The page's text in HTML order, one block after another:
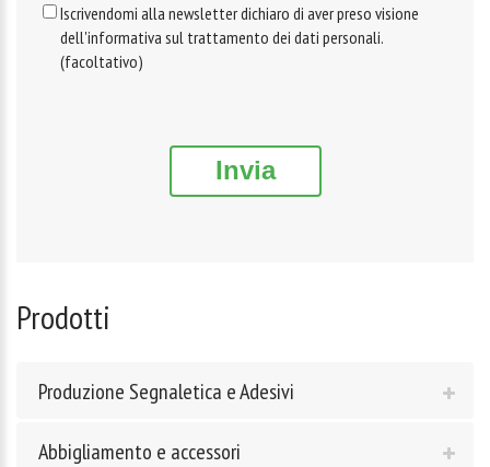
Iscrivendomi alla newsletter dichiaro di aver preso visione
dell'informativa sul trattamento dei dati personali.
(facoltativo)
Invia
Prodotti
Produzione Segnaletica e Adesivi
Abbigliamento e accessori